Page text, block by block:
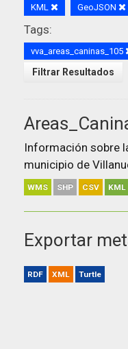
KML GeoJSON
Tags:
vva_areas_caninas_105
Filtrar Resultados
Información sobre
municipio de
WMS SHP CSV KML
Exportar
RDF XML Turtle